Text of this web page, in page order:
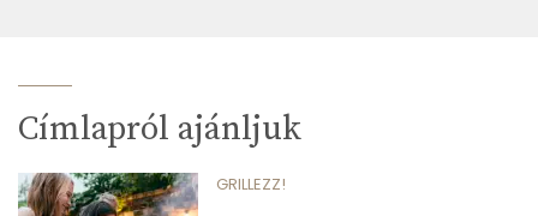
Címlapról ajánljuk
GRILLEZZ!